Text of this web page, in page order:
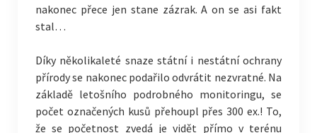
nakonec přece jen stane zázrak. A on se asi fakt
stal…
Díky několikaleté snaze státní i nestátní ochrany
přírody se nakonec podařilo odvrátit nezvratné. Na
základě letošního podrobného monitoringu, se
počet označených kusů přehoupl přes 300 ex.! To,
že se početnost zvedá je vidět přímo v terénu